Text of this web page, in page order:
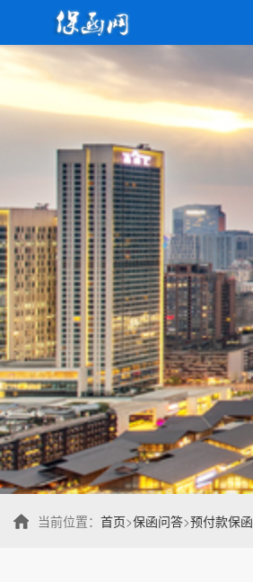
当前位置： 首页>保函问答>预付款保函